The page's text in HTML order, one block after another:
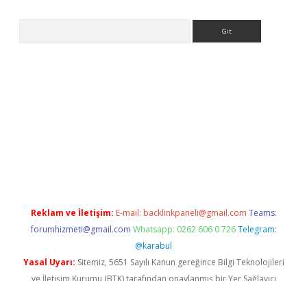
Reklam ve İletişim: E-mail: backlinkpaneli@gmail.com Teams:
forumhizmeti@gmail.com Whatsapp: 0262 606 0 726 Telegram:
@karabul
Yasal Uyarı: Sitemiz, 5651 Sayılı Kanun gereğince Bilgi Teknolojileri
ve İletişim Kurumu (BTK) tarafından onaylanmış bir Yer Sağlayıcı